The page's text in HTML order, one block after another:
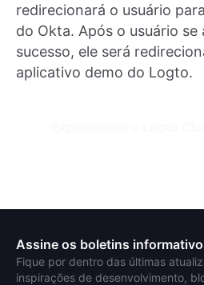
redirecionará o usuário
do Okta. Após o usuário
sucesso, ele será
aplicativo demo do Logto.
Assine os boletins
Fique por dentro das últimas
inspirações de desenvolvimento,